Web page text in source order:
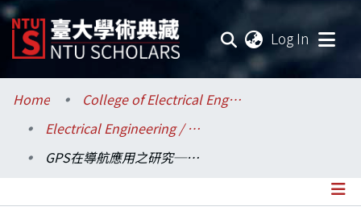
Log In
Communities & Collections
Research Outputs
Home
College of Electrical Engineering and Computer Science / 電機資訊學院
Electrical Engineering / 電機工程學系
GPS在導航應用之研究─總計畫